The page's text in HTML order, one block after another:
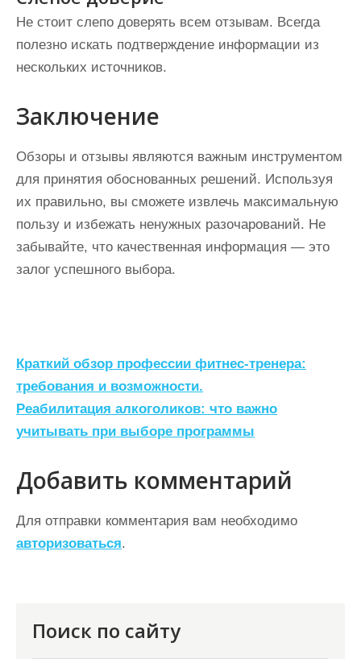
Не стоит слепо доверять всем отзывам. Всегда
полезно искать подтверждение информации из
нескольких источников.
Заключение
Обзоры и отзывы являются важным инструментом
для принятия обоснованных решений. Используя
их правильно, вы сможете извлечь максимальную
пользу и избежать ненужных разочарований. Не
забывайте, что качественная информация — это
залог успешного выбора.
Н
а
в
и
г
а
ц
и
Краткий обзор профессии фитнес-тренера:
требования и возможности.
Реабилитация алкоголиков: что важно
учитывать при выборе программы
Добавить комментарий
Для отправки комментария вам необходимо
авторизоваться.
Поиск по сайту